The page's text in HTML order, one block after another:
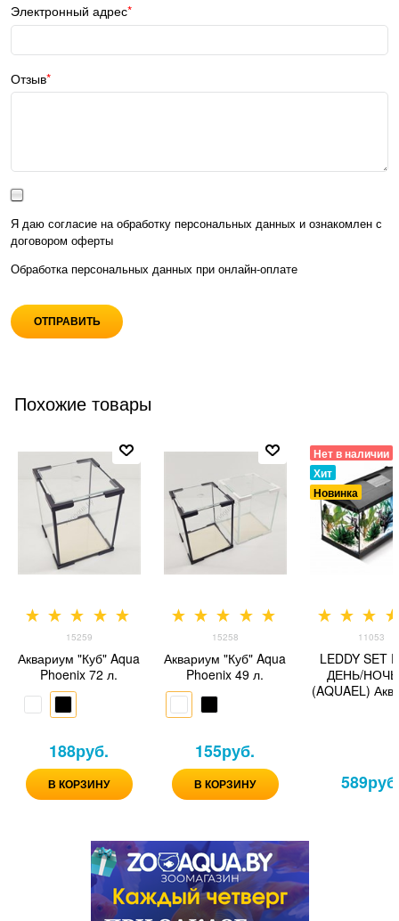
Электронный адрес
Отзыв
Я даю согласие на обработку персональных данных и ознакомлен с
договором оферты
Обработка персональных данных при онлайн-оплате
Похожие товары
15259
Аквариум "Куб" Aqua
Phoenix 72 л.
188руб.
В КОРЗИНУ
15258
Аквариум "Куб" Aqua
Phoenix 49 л.
155руб.
В КОРЗИНУ
Нет в наличии
Хит
Новинка
11053
LEDDY SET
ДЕНЬ/НОЧЬ
(AQUAEL)
589